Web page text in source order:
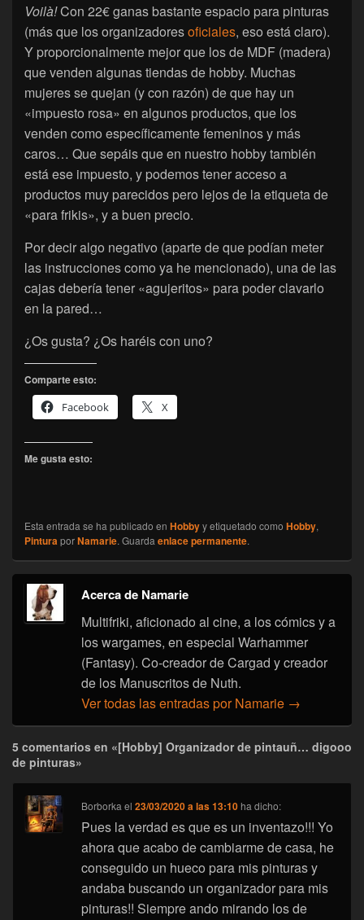
Voilà!Con 22€ ganas bastante espacio para pinturas
(más que los organizadoresoficiales, eso está claro).
Y proporcionalmente mejor que los de MDF (madera)
que venden algunas tiendas de hobby. Muchas
mujeres se quejan (y con razón) de que hay un
«impuesto rosa» en algunos productos, que los
venden como específicamente femeninos y más
caros… Que sepáis que en nuestro hobby también
está ese impuesto, y podemos tener acceso a
productos muy parecidos pero lejos de la etiqueta de
«para frikis», y a buen precio.
Por decir algo negativo (aparte de que podían meter
las instrucciones como ya he mencionado), una de las
cajas debería tener «agujeritos» para poder clavarlo
en la pared…
¿Os gusta? ¿Os haréis con uno?
Comparte esto:
Facebook
X
Me gusta esto:
Esta entrada se ha publicado en Hobbyy etiquetado como Hobby,
PinturaporNamarie. Guarda enlace permanente.
Acerca de Namarie
Multifriki, aficionado al cine, a los cómics y a
los wargames, en especial Warhammer
(Fantasy). Co-creador de Cargad y creador
de los Manuscritos de Nuth.
Ver todas las entradas por Namarie →
5 comentarios en «[Hobby] Organizador de pintauñ… digooo
de pinturas»
Borborka el23/03/2020 a las 13:10 ha dicho:
Pues la verdad es que es un inventazo!!! Yo
ahora que acabo de cambiarme de casa, he
conseguido un hueco para mis pinturas y
andaba buscando un organizador para mis
pinturas!! Siempre ando mirando los de